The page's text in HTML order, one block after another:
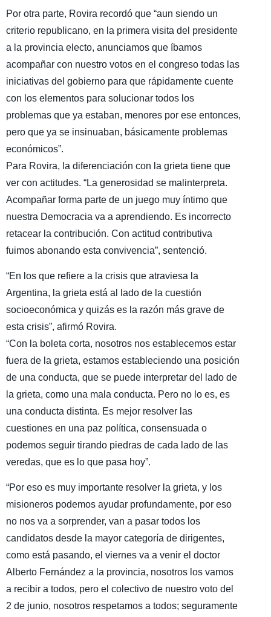
Por otra parte, Rovira recordó que “aun siendo un
criterio republicano, en la primera visita del presidente
a la provincia electo, anunciamos que íbamos
acompañar con nuestro votos en el congreso todas las
iniciativas del gobierno para que rápidamente cuente
con los elementos para solucionar todos los
problemas que ya estaban, menores por ese entonces,
pero que ya se insinuaban, básicamente problemas
económicos”.
Para Rovira, la diferenciación con la grieta tiene que
ver con actitudes. “La generosidad se malinterpreta.
Acompañar forma parte de un juego muy íntimo que
nuestra Democracia va a aprendiendo. Es incorrecto
retacear la contribución. Con actitud contributiva
fuimos abonando esta convivencia”, sentenció.
“En los que refiere a la crisis que atraviesa la
Argentina, la grieta está al lado de la cuestión
socioeconómica y quizás es la razón más grave de
esta crisis”, afirmó Rovira.
“Con la boleta corta, nosotros nos establecemos estar
fuera de la grieta, estamos estableciendo una posición
de una conducta, que se puede interpretar del lado de
la grieta, como una mala conducta. Pero no lo es, es
una conducta distinta. Es mejor resolver las
cuestiones en una paz política, consensuada o
podemos seguir tirando piedras de cada lado de las
veredas, que es lo que pasa hoy”.
“Por eso es muy importante resolver la grieta, y los
misioneros podemos ayudar profundamente, por eso
no nos va a sorprender, van a pasar todos los
candidatos desde la mayor categoría de dirigentes,
como está pasando, el viernes va a venir el doctor
Alberto Fernández a la provincia, nosotros los vamos
a recibir a todos, pero el colectivo de nuestro voto del
2 de junio, nosotros respetamos a todos; seguramente